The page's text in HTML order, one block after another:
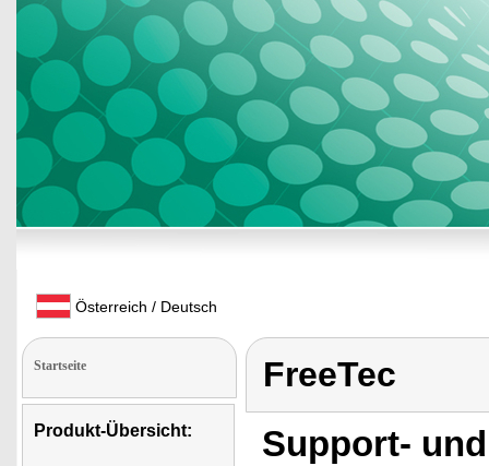
Österreich / Deutsch
Startseite
Produkt-Übersicht:
FreeTec
Support-